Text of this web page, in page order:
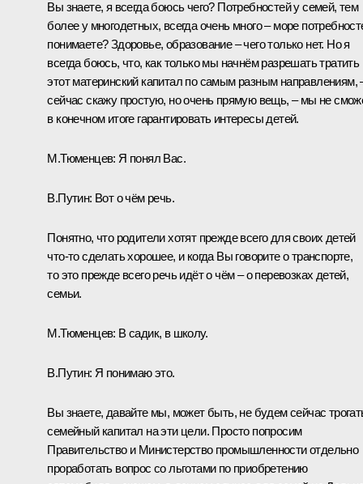
Вы знаете, я всегда боюсь чего? Потребностей у семей, тем
более у многодетных, всегда очень много – море
понимаете? Здоровье, образование – чего только нет. Но я
всегда боюсь, что, как только мы начнём разрешать тратить
этот материнский капитал по самым разным направлениям,
сейчас скажу простую, но очень прямую вещь, – мы не
в конечном итоге гарантировать интересы детей.
М.Тюменцев: Я понял Вас.
В.Путин: Вот о чём речь.
Понятно, что родители хотят прежде всего для своих детей
что-то сделать хорошее, и когда Вы говорите о транспорте,
то это прежде всего речь идёт о чём – о перевозках детей,
семьи.
М.Тюменцев: В садик, в школу.
В.Путин: Я понимаю это.
Вы знаете, давайте мы, может быть, не будем сейчас
семейный капитал на эти цели. Просто попросим
Правительство и Министерство промышленности отдельно
проработать вопрос со льготами по приобретению